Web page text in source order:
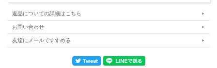
返品についての詳細はこちら
お問い合わせ
友達にメールですすめる